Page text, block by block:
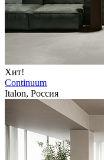
Хит!
Continuum
Italon, Россия